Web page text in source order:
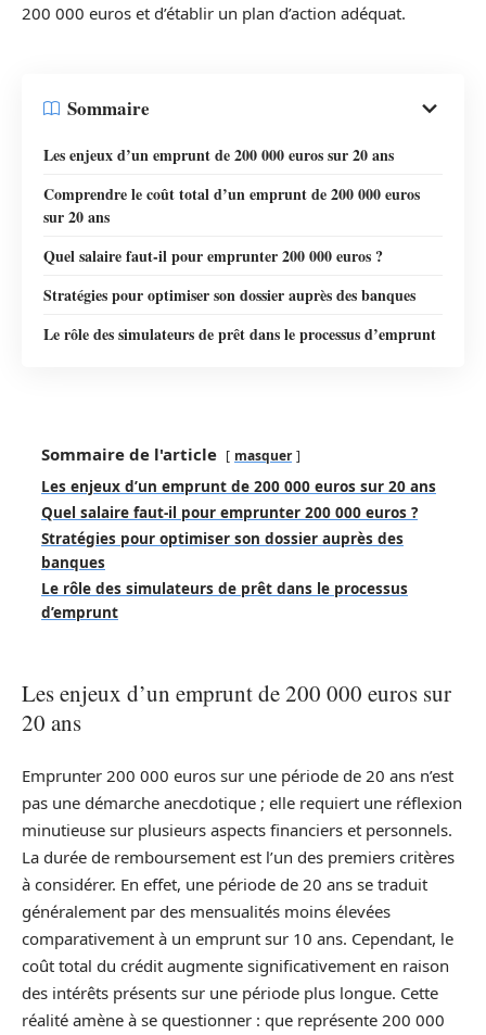
200 000 euros et d’établir un plan d’action adéquat.
Sommaire
Les enjeux d’un emprunt de 200 000 euros sur 20 ans
Comprendre le coût total d’un emprunt de 200 000 euros
sur 20 ans
Quel salaire faut-il pour emprunter 200 000 euros ?
Stratégies pour optimiser son dossier auprès des banques
Le rôle des simulateurs de prêt dans le processus d’emprunt
Sommaire de l'article masquer
Les enjeux d’un emprunt de 200 000 euros sur 20 ans
Quel salaire faut-il pour emprunter 200 000 euros ?
Stratégies pour optimiser son dossier auprès des
banques
Le rôle des simulateurs de prêt dans le processus
d’emprunt
Les enjeux d’un emprunt de 200 000 euros sur
20 ans
Emprunter 200 000 euros sur une période de 20 ans n’est
pas une démarche anecdotique ; elle requiert une réflexion
minutieuse sur plusieurs aspects financiers et personnels.
La durée de remboursement est l’un des premiers critères
à considérer. En effet, une période de 20 ans se traduit
généralement par des mensualités moins élevées
comparativement à un emprunt sur 10 ans. Cependant, le
coût total du crédit augmente significativement en raison
des intérêts présents sur une période plus longue. Cette
réalité amène à se questionner : que représente 200 000